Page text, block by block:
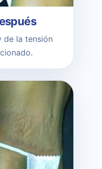
de la tensión